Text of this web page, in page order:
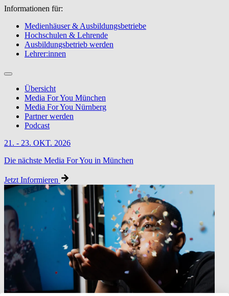
Informationen für:
Medienhäuser & Ausbildungsbetriebe
Hochschulen & Lehrende
Ausbildungsbetrieb werden
Lehrer:innen
Übersicht
Media For You München
Media For You Nürnberg
Partner werden
Podcast
21. - 23. OKT. 2026
Die nächste Media For You in München
Jetzt Informieren